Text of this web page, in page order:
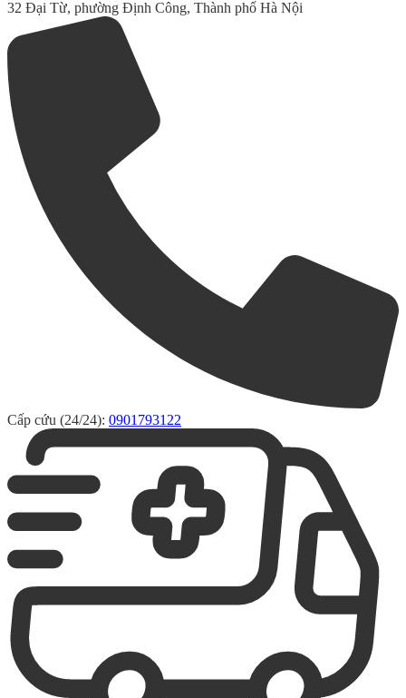
32 Đại Từ, phường Định Công, Thành phố Hà Nội
Cấp cứu (24/24): 0901793122